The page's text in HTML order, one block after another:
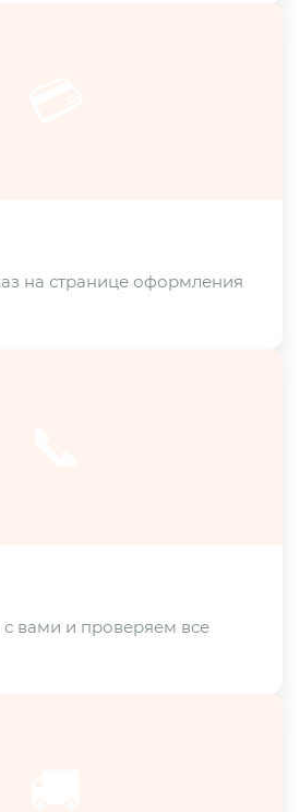
на странице оформления
вами и проверяем все